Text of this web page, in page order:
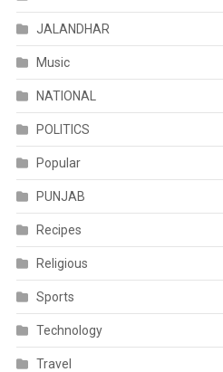
JALANDHAR
Music
NATIONAL
POLITICS
Popular
PUNJAB
Recipes
Religious
Sports
Technology
Travel